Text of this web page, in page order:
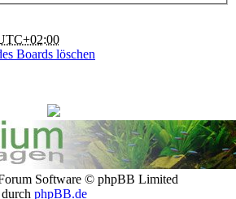
Boards löschen
Software © phpBB Limited
phpBB.de